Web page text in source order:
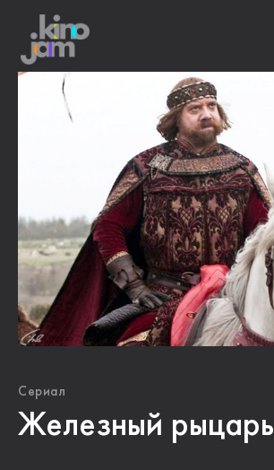
Сериал
Железный рыцарь